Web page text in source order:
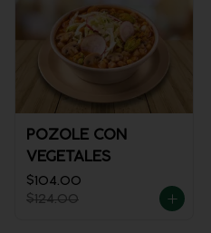
POZOLE CON
VEGETALES
$104.00
$124.00